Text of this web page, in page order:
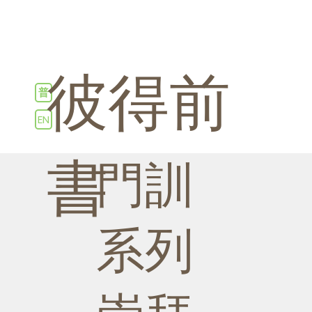
普
EN
​門訓
系列
彼得前
書